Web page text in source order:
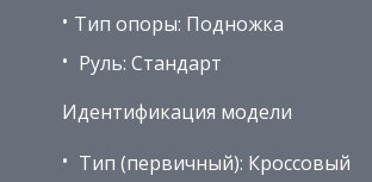
Тип опоры: Подножка
Руль: Стандарт
Идентификация модели
Тип (первичный): Кроссовый